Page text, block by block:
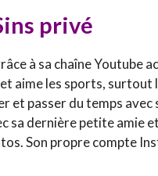
privé
à sa chaîne Youtube
aime les sports, surtout
et passer du temps
sa dernière petite amie
Son propre compte